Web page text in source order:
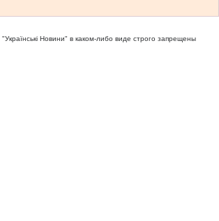
Новини" в каком-либо виде строго запрещены